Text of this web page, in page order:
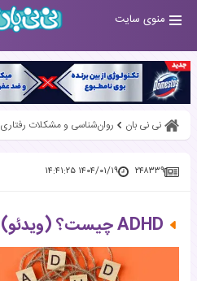
منوی سایت
نی نی بان روان‌شناسی و مشکلات رفتاری
۲۴۸۳۳۹ ۱۴۰۴/۰۱/۱۹ ۱۴:۴۱:۲۵